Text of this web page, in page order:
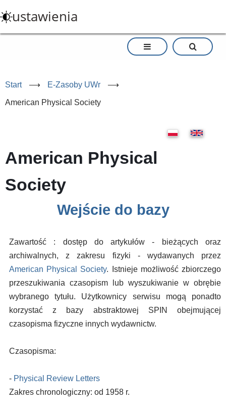
do
treści
ustawienia
Start ⟶ E-Zasoby UWr ⟶
American Physical Society
American Physical
Society
Wejście do bazy
Zawartość : dostęp do artykułów - bieżących oraz
archiwalnych, z zakresu fizyki - wydawanych przez
American Physical Society. Istnieje możliwość zbiorczego
przeszukiwania czasopism lub wyszukiwanie w obrębie
wybranego tytułu. Użytkownicy serwisu mogą ponadto
korzystać z bazy abstraktowej SPIN obejmującej
czasopisma fizyczne innych wydawnictw.
Czasopisma:
- Physical Review Letters
Zakres chronologiczny: od 1958 r.